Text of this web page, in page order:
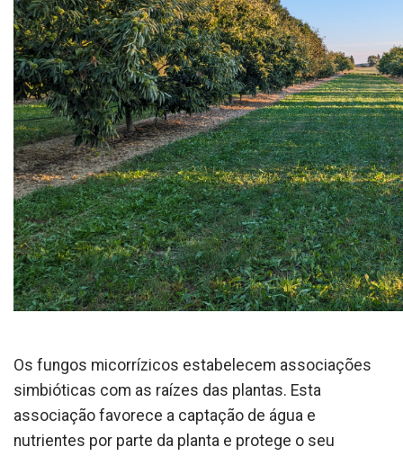
Os fungos micorrízicos estabelecem associações
simbióticas com as raízes das plantas. Esta
associação favorece a captação de água e
nutrientes por parte da planta e protege o seu